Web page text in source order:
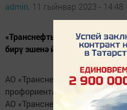
admin, 11 гыйнвар 2023 - 14:48
«Транснефть-Кама буе» АҖ
бирү эшенә йомгак ясады
АО «Транснефть – Прикамье»
профориентационной работы
АО «Транснефть – Прикамье»